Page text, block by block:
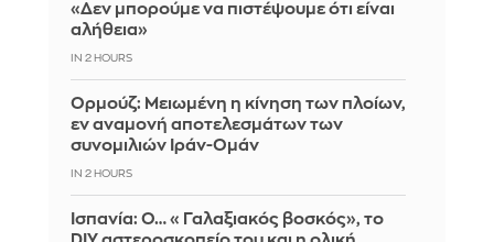
«Δεν μπορούμε να πιστέψουμε ότι είναι
αλήθεια»
IN 2 HOURS
Ορμούζ: Μειωμένη η κίνηση των πλοίων,
εν αναμονή αποτελεσμάτων των
συνομιλιών Ιράν-Ομάν
IN 2 HOURS
Ισπανία: Ο… «Γαλαξιακός βοσκός», το